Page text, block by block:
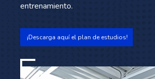
entrenamiento.
¡Descarga aquí el plan de estudios!